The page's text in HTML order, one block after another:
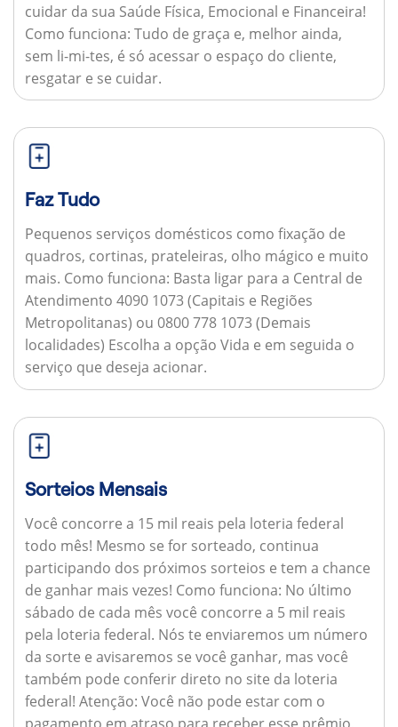
cuidar da sua Saúde Física, Emocional e Financeira!
Como funciona: Tudo de graça e, melhor ainda,
sem li-mi-tes, é só acessar o espaço do cliente,
resgatar e se cuidar.
Faz Tudo
Pequenos serviços domésticos como fixação de
quadros, cortinas, prateleiras, olho mágico e muito
mais. Como funciona: Basta ligar para a Central de
Atendimento 4090 1073 (Capitais e Regiões
Metropolitanas) ou 0800 778 1073 (Demais
localidades) Escolha a opção Vida e em seguida o
serviço que deseja acionar.
Sorteios Mensais
Você concorre a 15 mil reais pela loteria federal
todo mês! Mesmo se for sorteado, continua
participando dos próximos sorteios e tem a chance
de ganhar mais vezes! Como funciona: No último
sábado de cada mês você concorre a 5 mil reais
pela loteria federal. Nós te enviaremos um número
da sorte e avisaremos se você ganhar, mas você
também pode conferir direto no site da loteria
federal! Atenção: Você não pode estar com o